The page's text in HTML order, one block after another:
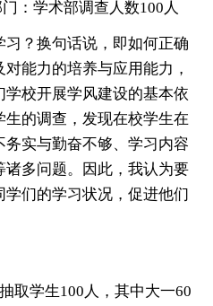
：学术部调查人数100人
习？换句话说，即如何正确
能力的培养与应用能力，
校开展学风建设的基本依
的调查，发现在校学生在
实与勤奋不够、学习内容
多问题。因此，我认为要
们的学习状况，促进他们
取学生100人，其中大一60